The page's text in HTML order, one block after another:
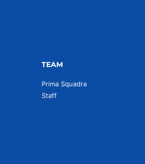
TEAM
Prima Squadra
Staff